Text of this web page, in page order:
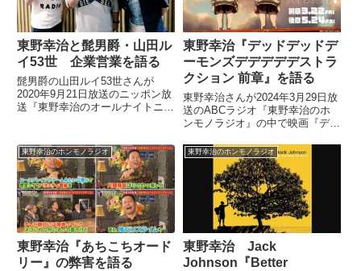
東野幸治と髭男爵・山田ル
イ53世 企業営業を語る
髭男爵の山田ルイ53世さんが
2020年9月21日放送のニッポン放
送『東野幸治のオールナイトニッ
『東野幸治のオールナイトニッポ
ン』スペシャルゲスト髭男爵・山
田ルイ53世さん、ウノTさ...
東野幸治『デッドデッドデ
ーモンズデデデデデストラ
クション 前章』を語る
東野幸治さんが2024年3月29日放
送のABCラジオ『東野幸治のホ
ンモノラジオ』の中で映画『デッ
トラクション 前章』について話
していました。
東野幸治のホンモノラジオ
東野幸治『あちこちオード
リー』の弊害を語る
東野幸治のホンモノラジオ
東野幸治 Jack
Johnson『Better